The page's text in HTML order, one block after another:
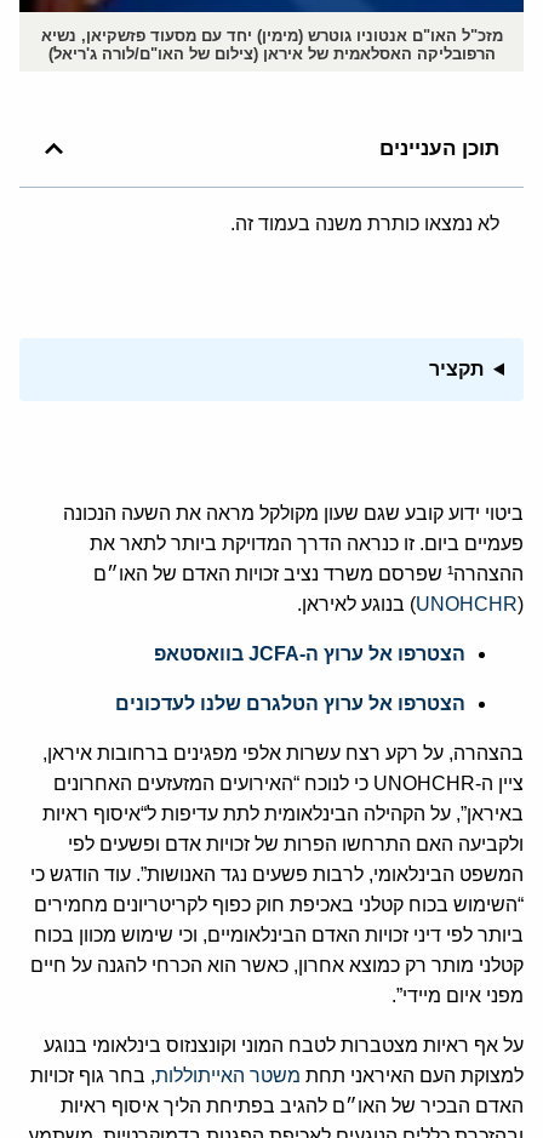
מזכ"ל האו"ם אנטוניו גוטרש (מימין) יחד עם מסעוד פזשקיאן, נשיא
הרפובליקה האסלאמית של איראן (צילום של האו"ם/לורה ג'ריאל)
תוכן העניינים
לא נמצאו כותרת משנה בעמוד זה.
תקציר
ביטוי ידוע קובע שגם שעון מקולקל מראה את השעה הנכונה
פעמיים ביום. זו כנראה הדרך המדויקת ביותר לתאר את
ההצהרה¹ שפרסם משרד נציב זכויות האדם של האו״ם
(
UNOHCHR) בנוגע לאיראן.
הצטרפו אל ערוץ ה-JCFA בוואסטאפ
הצטרפו אל ערוץ הטלגרם שלנו לעדכונים
בהצהרה, על רקע רצח עשרות אלפי מפגינים ברחובות איראן,
ציין ה-UNOHCHR כי לנוכח “האירועים המזעזעים האחרונים
באיראן”, על הקהילה הבינלאומית לתת עדיפות ל“איסוף ראיות
ולקביעה האם התרחשו הפרות של זכויות אדם ופשעים לפי
המשפט הבינלאומי, לרבות פשעים נגד האנושות”. עוד הודגש כי
“השימוש בכוח קטלני באכיפת חוק כפוף לקריטריונים מחמירים
ביותר לפי דיני זכויות האדם הבינלאומיים, וכי שימוש מכוון בכוח
קטלני מותר רק כמוצא אחרון, כאשר הוא הכרחי להגנה על חיים
מפני איום מיידי”.
על אף ראיות מצטברות לטבח המוני וקונצנזוס בינלאומי בנוגע
למצוקת העם האיראני תחת משטר האייתוללות, בחר גוף זכויות
האדם הבכיר של האו״ם להגיב בפתיחת הליך איסוף ראיות